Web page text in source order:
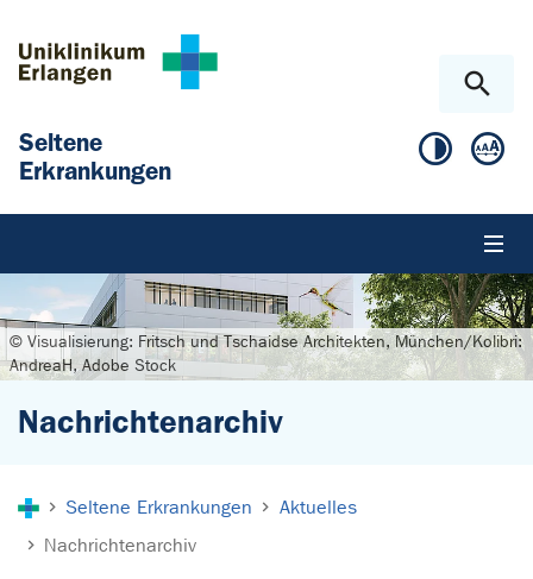
Seltene
Erkrankungen
© Visualisierung: Fritsch und Tschaidse Architekten, München/Kolibri:
AndreaH, Adobe Stock
Nachrichtenarchiv
Seltene Erkrankungen
Aktuelles
Nachrichtenarchiv